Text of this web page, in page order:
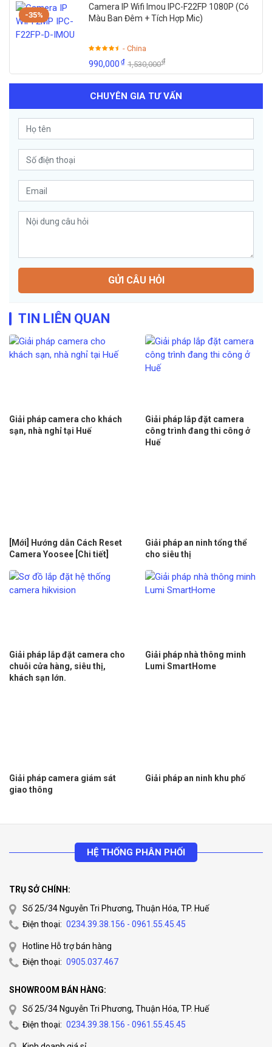
-35%
Camera IP Wifi Imou IPC-F22FP 1080P (Có
Màu Ban Đêm + Tích Hợp Mic)
- China
990,000₫ 1,530,000₫
CHUYÊN GIA TƯ VẤN
GỬI CÂU HỎI
TIN LIÊN QUAN
Giải pháp camera cho khách
sạn, nhà nghỉ tại Huế
Giải pháp lắp đặt camera
công trình đang thi công ở
Huế
[Mới] Hướng dẫn Cách Reset
Camera Yoosee [Chi tiết]
Giải pháp an ninh tổng thể
cho siêu thị
Giải pháp lắp đặt camera cho
chuỗi cửa hàng, siêu thị,
khách sạn lớn.
Giải pháp nhà thông minh
Lumi SmartHome
Giải pháp camera giám sát
giao thông
Giải pháp an ninh khu phố
HỆ THỐNG PHÂN PHỐI
TRỤ SỞ CHÍNH:
Số 25/34 Nguyễn Tri Phương, Thuận Hóa, TP. Huế
Điện thoại: 0234.39.38.156 - 0961.55.45.45
Hotline Hỗ trợ bán hàng
Điện thoại: 0905.037.467
SHOWROOM BÁN HÀNG:
Số 25/34 Nguyễn Tri Phương, Thuận Hóa, TP. Huế
Điện thoại: 0234.39.38.156 - 0961.55.45.45